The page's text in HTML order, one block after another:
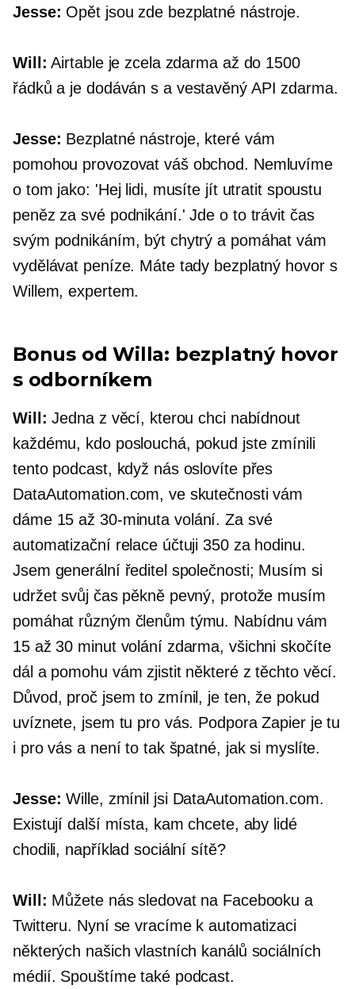
Jesse: Opět jsou zde bezplatné nástroje.
Will: Airtable je zcela zdarma až do 1500
řádků a je dodáván s a vestavěnýAPI zdarma.
Jesse: Bezplatné nástroje, které vám
pomohou provozovat váš obchod. Nemluvíme
o tom jako: 'Hej lidi, musíte jít utratit spoustu
peněz za své podnikání.' Jde o to trávit čas
svým podnikáním, být chytrý a pomáhat vám
vydělávat peníze. Máte tady bezplatný hovor s
Willem, expertem.
Bonus od Willa: bezplatný hovor
s odborníkem
Will: Jedna z věcí, kterou chci nabídnout
každému, kdo poslouchá, pokud jste zmínili
tento podcast, když nás oslovíte přes
DataAutomation.com, ve skutečnosti vám
dáme 15 až 30-minuta volání. Za své
automatizační relace účtuji 350 za hodinu.
Jsem generální ředitel společnosti; Musím si
udržet svůj čas pěkně pevný, protože musím
pomáhat různým členům týmu. Nabídnu vám
15 až 30 minut volání zdarma, všichni skočíte
dál a pomohu vám zjistit některé z těchto věcí.
Důvod, proč jsem to zmínil, je ten, že pokud
uvíznete, jsem tu pro vás. Podpora Zapier je tu
i pro vás a není to tak špatné, jak si myslíte.
Jesse: Wille, zmínil jsi DataAutomation.com.
Existují další místa, kam chcete, aby lidé
chodili, například sociální sítě?
Will: Můžete nás sledovat na Facebooku a
Twitteru. Nyní se vracíme k automatizaci
některých našich vlastních kanálů sociálních
médií. Spouštíme také podcast.